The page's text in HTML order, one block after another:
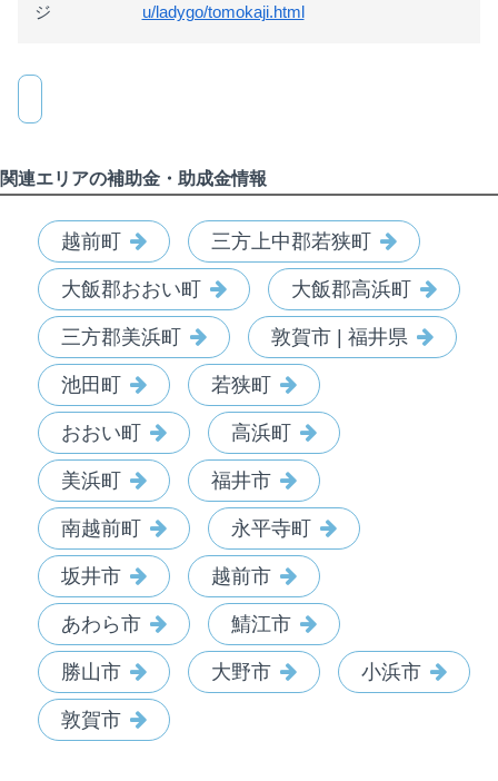
ジ
u/ladygo/tomokaji.html
関連エリアの補助金・助成金情報
越前町 三方上中郡若狭町
大飯郡おおい町 大飯郡高浜町
三方郡美浜町 敦賀市 | 福井県
池田町 若狭町
おおい町 高浜町
美浜町 福井市
南越前町 永平寺町
坂井市 越前市
あわら市 鯖江市
勝山市 大野市 小浜市
敦賀市